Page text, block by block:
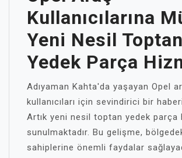
Kullanıcılarına
Yeni Nesil Toptan
Yedek Parça
Adıyaman Kahta'da yaşayan Opel
kullanıcıları için sevindirici bir
Artık yeni nesil toptan yedek parça
sunulmaktadır. Bu gelişme,
sahiplerine önemli faydalar